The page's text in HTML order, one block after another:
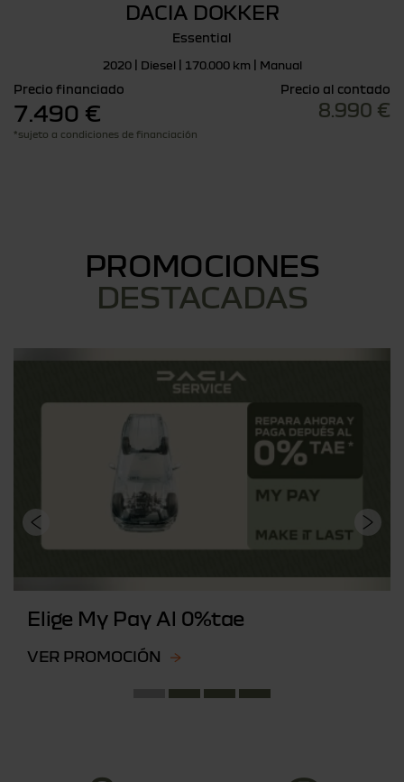
DACIA DOKKER
Essential
2020 | Diesel | 170.000 km | Manual
Precio financiado
7.490 €
*sujeto a condiciones de financiación
Precio al contado
8.990 €
PROMOCIONES
DESTACADAS
Elige My Pay Al 0%tae
VER PROMOCIÓN